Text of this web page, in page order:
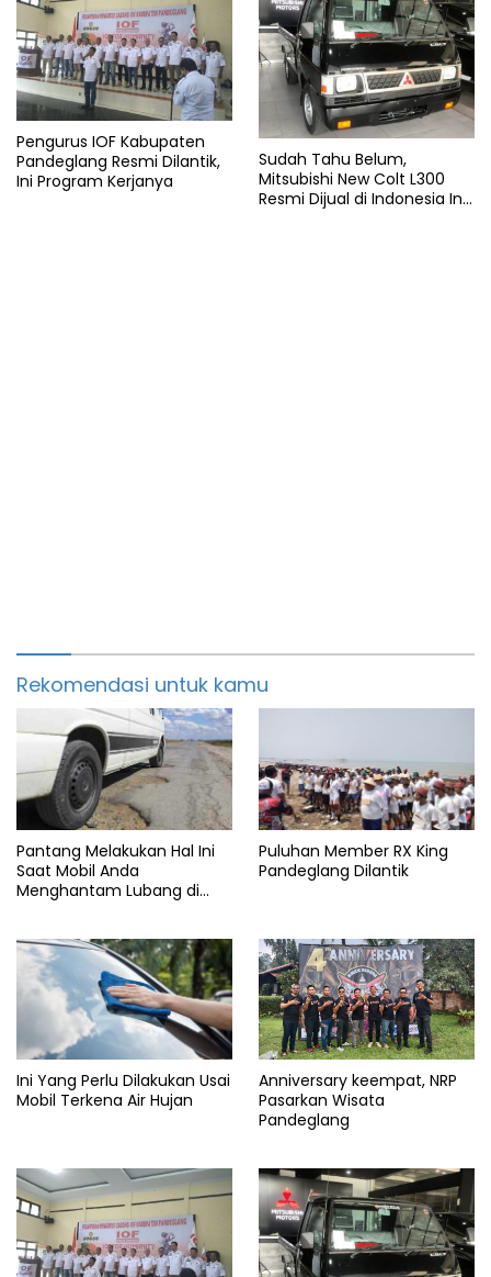
Pengurus IOF Kabupaten
Pandeglang Resmi Dilantik,
Ini Program Kerjanya
Sudah Tahu Belum,
Mitsubishi New Colt L300
Resmi Dijual di Indonesia Ini
Rekomendasi untuk kamu
Pantang Melakukan Hal Ini
Saat Mobil Anda
Menghantam Lubang di
Puluhan Member RX King
Pandeglang Dilantik
Ini Yang Perlu Dilakukan Usai
Mobil Terkena Air Hujan
Anniversary keempat, NRP
Pasarkan Wisata
Pandeglang